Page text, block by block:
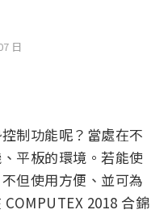
日
制功能呢？當處在不
平板的環境。若能使
但使用方便、並可為
2018 合錦